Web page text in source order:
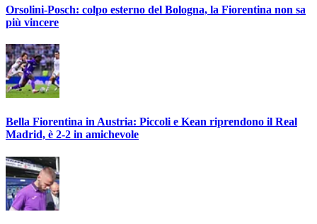
Orsolini-Posch: colpo esterno del Bologna, la Fiorentina non sa
più vincere
Bella Fiorentina in Austria: Piccoli e Kean riprendono il Real
Madrid, è 2-2 in amichevole